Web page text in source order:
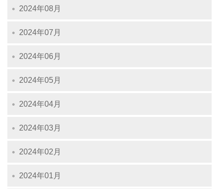
2024年08月
2024年07月
2024年06月
2024年05月
2024年04月
2024年03月
2024年02月
2024年01月